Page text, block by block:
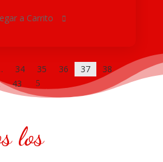
a Carrito 
34 35 36 37
38
43 5
los